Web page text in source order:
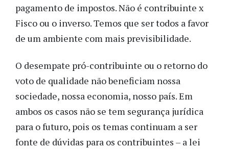
pagamento de impostos. Não é contribuinte x
Fisco ou o inverso. Temos que ser todos a favor
de um ambiente com mais previsibilidade.
O desempate pró-contribuinte ou o retorno do
voto de qualidade não beneficiam nossa
sociedade, nossa economia, nosso país. Em
ambos os casos não se tem segurança jurídica
para o futuro, pois os temas continuam a ser
fonte de dúvidas para os contribuintes – a lei